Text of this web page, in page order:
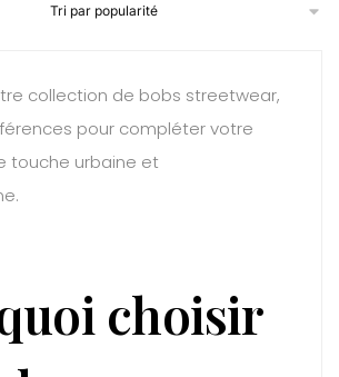
collection de bobs streetwear,
pour compléter votre
touche urbaine et
choisir